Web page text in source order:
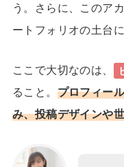
う。さらに、このア
ートフォリオの土台
ここで大切なのは、
ること。 プロフィー
み、投稿デザインや